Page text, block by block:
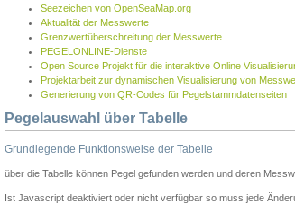
Seezeichen von OpenSeaMap.org
Aktualität der Messwerte
Grenzwertüberschreitung der Messwerte
PEGELONLINE-Dienste
Open Source Projekt für die interaktive Online
Projektarbeit zur dynamischen Visualisierung von
Generierung von QR-Codes für Pegelstammdatenseiten
Pegelauswahl über Tabelle
Grundlegende Funktionsweise der Tabelle
über die Tabelle können Pegel gefunden werden und deren
Ist Javascript deaktiviert oder nicht verfügbar so muss jede